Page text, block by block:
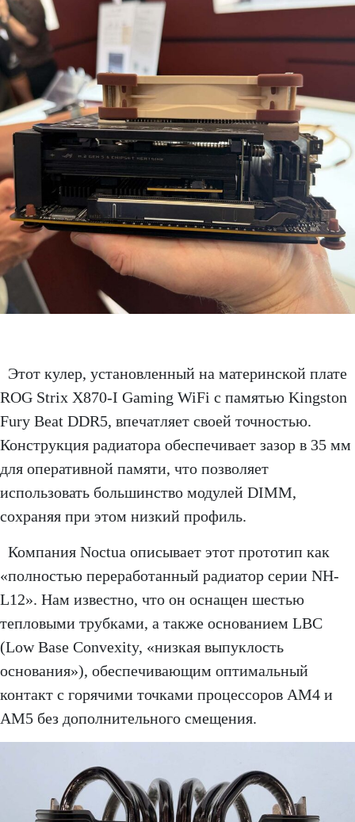
Этот кулер, установленный на материнской плате
ROG Strix X870-I Gaming WiFi с памятью Kingston
Fury Beat DDR5, впечатляет своей точностью.
Конструкция радиатора обеспечивает зазор в 35 мм
для оперативной памяти, что позволяет
использовать большинство модулей DIMM,
сохраняя при этом низкий профиль.
Компания Noctua описывает этот прототип как
«полностью переработанный радиатор серии NH-
L12». Нам известно, что он оснащен шестью
тепловыми трубками, а также основанием LBC
(Low Base Convexity, «низкая выпуклость
основания»), обеспечивающим оптимальный
контакт с горячими точками процессоров AM4 и
AM5 без дополнительного смещения.